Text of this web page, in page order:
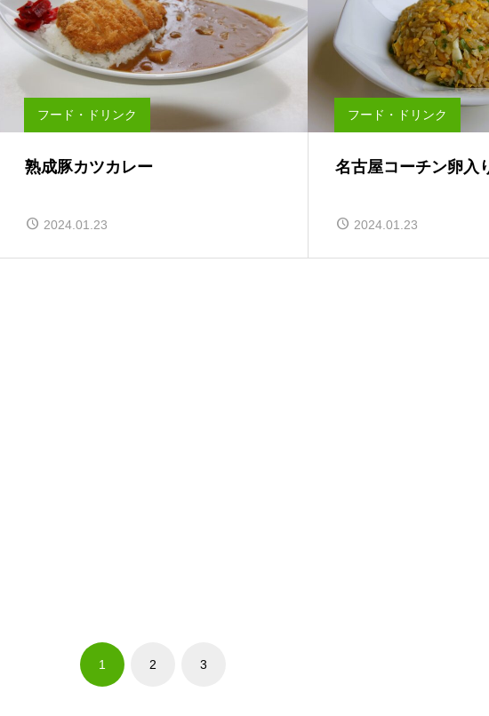
フード・ドリンク
熟成豚カツカレー
2024.01.23
フード・ドリンク
名古屋コーチン卵入
2024.01.23
1 2 3